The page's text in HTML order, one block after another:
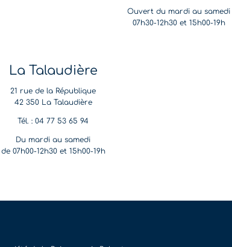
Ouvert du mardi au samedi
07h30-12h30 et 15h00-19h
La Talaudière
21 rue de la République
42 350 La Talaudière
Tél. : 04 77 53 65 94
Du mardi au samedi
de 07h00-12h30 et 15h00-19h